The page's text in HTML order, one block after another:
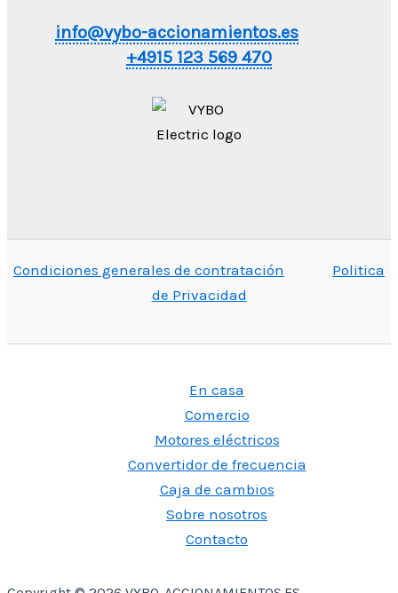
info@vybo-accionamientos.es
+4915 123 569 470
Condiciones generales de contratación
Politica
de Privacidad
En casa
Comercio
Motores eléctricos
Convertidor de frecuencia
Caja de cambios
Sobre nosotros
Contacto